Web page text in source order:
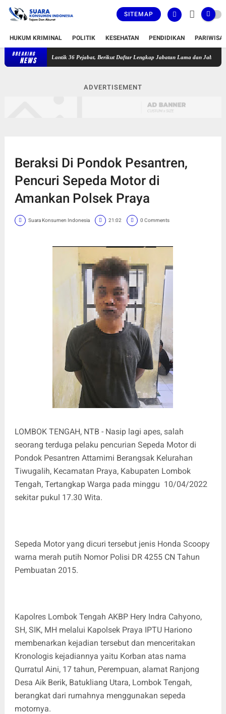
SITEMAP
HUKUM KRIMINAL POLITIK KESEHATAN PENDIDIKAN
BREAKING
NEWS
Timur Lantik 36 Pejabat, Berikut Daftar Lengkap Jabatan Lama dan Jabatan Baru
ADVERTISEMENT
Beraksi Di Pondok Pesantren,
Pencuri Sepeda Motor di
Amankan Polsek Praya
Suara Konsumen Indonesia 21:02 0 Comments
LOMBOK TENGAH, NTB - Nasip lagi apes, salah
seorang terduga pelaku pencurian Sepeda Motor di
Pondok Pesantren Attamimi Berangsak Kelurahan
Tiwugalih, Kecamatan Praya, Kabupaten Lombok
Tengah, Tertangkap Warga pada minggu 10/04/2022
sekitar pukul 17.30 Wita.
Sepeda Motor yang dicuri tersebut jenis Honda Scoopy
warna merah putih Nomor Polisi DR 4255 CN Tahun
Pembuatan 2015.
Kapolres Lombok Tengah AKBP Hery Indra Cahyono,
SH, SIK, MH melalui Kapolsek Praya IPTU Hariono
membenarkan kejadian tersebut dan menceritakan
Kronologis kejadiannya yaitu Korban atas nama
Qurratul Aini, 17 tahun, Perempuan, alamat Ranjong
Desa Aik Berik, Batukliang Utara, Lombok Tengah,
berangkat dari rumahnya menggunakan sepeda
motornya.